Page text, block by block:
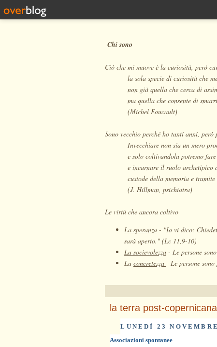
Chi sono
Ciò che mi muove è la curiosità, però
la sola specie di curiosità che
non già quella che cerca di
ma quella che consente di
(Michel Foucault)
Sono vecchio perché ho tanti anni, però
Invecchiare non sia un mero
e solo coltivandola potremo
e incarnare il ruolo archetipico
custode della memoria e
(J. Hillman, psichiatra)
Le virtù che ancora coltivo
La speranza - "Io vi dico:
sarà aperto." (Lc 11,9-10)
La socievolezza - Le persone
La concretezza - Le persone
la terra post-copernicana
LUNEDÌ 23
Associazioni spontanee